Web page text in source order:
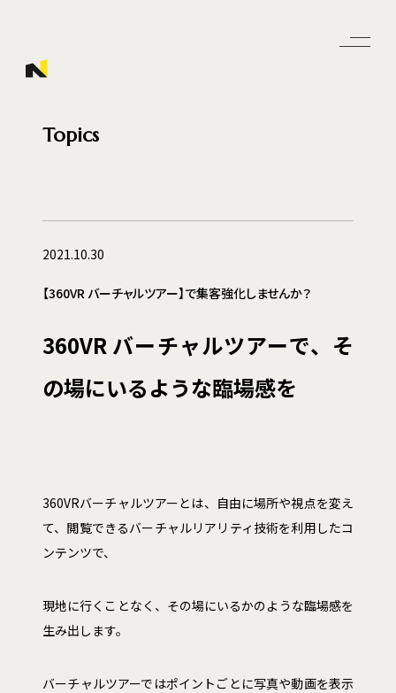
Topics
2021.10.30
【360VR バーチャルツアー】で集客強化しませんか？
360VR バーチャルツアーで、 そ
の場にいるような臨場感を
360VRバーチャルツアーとは、自由に場所や視点を変え
て、閲覧できるバーチャルリアリティ技術を利用したコ
ンテンツで、
現地に行くことなく、その場にいるかのような臨場感を
生み出します。
バーチャルツアーではポイントごとに写真や動画を表示